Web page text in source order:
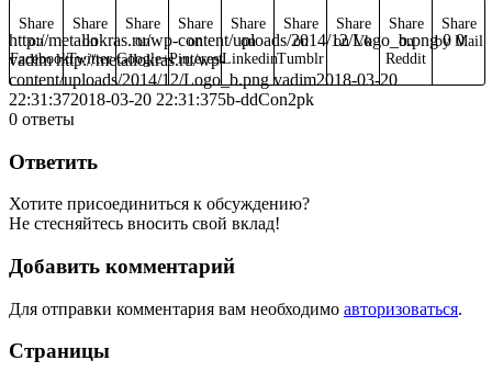
Share
on
Facebook
Share
on
Twitter
Share
on
Google+
Share
on
Pinterest
Share
on
Linkedin
Share
on
Tumblr
Share
on Vk
Share
on
Reddit
Share
by Mail
http://metallokras.ru/wp-content/uploads/2014/12/Logo_b.png 0 0
vadim http://metallokras.ru/wp-
content/uploads/2014/12/Logo_b.png vadim2018-03-20
22:31:372018-03-20 22:31:375b-ddCon2pk
0 ответы
Ответить
Хотите присоединиться к обсуждению?
Не стесняйтесь вносить свой вклад!
Добавить комментарий
Для отправки комментария вам необходимо авторизоваться.
Страницы